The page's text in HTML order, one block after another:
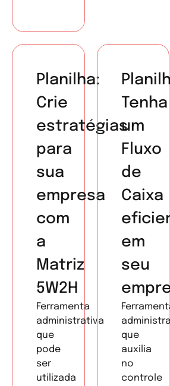
Planilha:
Crie
estratégias
para
sua
empresa
com
a
Matriz
5W2H
Ferramenta
administrativa
que
pode
ser
utilizada
Tenha
um
Fluxo
de
Caixa
em
seu
que
auxilia
no
controle